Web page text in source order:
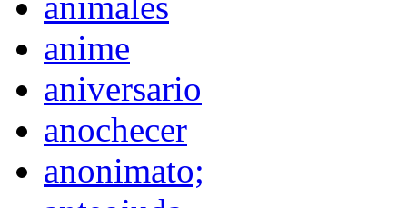
anime
aniversario
anochecer
anonimato;